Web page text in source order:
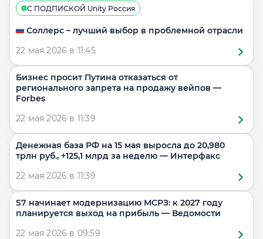
С ПОДПИСКОЙ Unity Россия
🇷🇺 Соллерс – лучший выбор в проблемной отрасли
22 мая 2026 в 11:45
Бизнес просит Путина отказаться от
регионального запрета на продажу вейпов —
Forbes
22 мая 2026 в 11:39
Денежная база РФ на 15 мая выросла до 20,980
трлн руб., +125,1 млрд за неделю — Интерфакс
22 мая 2026 в 11:39
S7 начинает модернизацию МСРЗ: к 2027 году
планируется выход на прибыль — Ведомости
22 мая 2026 в 09:59